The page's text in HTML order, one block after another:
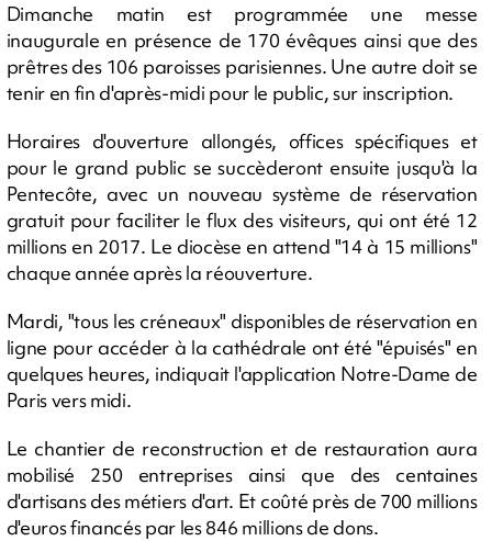
Dimanche matin est programmée une messe
inaugurale en présence de 170 évêques ainsi que des
prêtres des 106 paroisses parisiennes. Une autre doit se
tenir en fin d'après-midi pour le public, sur inscription.
Horaires d'ouverture allongés, offices spécifiques et
pour le grand public se succèderont ensuite jusqu'à la
Pentecôte, avec un nouveau système de réservation
gratuit pour faciliter le flux des visiteurs, qui ont été 12
millions en 2017. Le diocèse en attend "14 à 15 millions"
chaque année après la réouverture.
Mardi, "tous les créneaux" disponibles de réservation en
ligne pour accéder à la cathédrale ont été "épuisés" en
quelques heures, indiquait l'application Notre-Dame de
Paris vers midi.
Le chantier de reconstruction et de restauration aura
mobilisé 250 entreprises ainsi que des centaines
d'artisans des métiers d'art. Et coûté près de 700 millions
d'euros financés par les 846 millions de dons.